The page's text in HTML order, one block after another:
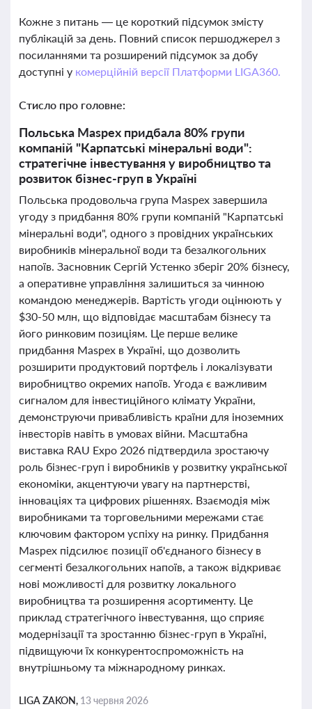
Кожне з питань — це короткий підсумок змісту
публікацій за день. Повний список першоджерел з
посиланнями та розширений підсумок за добу
доступні у комерційній версії Платформи LIGA360.
Стисло про головне:
Польська Maspex придбала 80% групи
компаній "Карпатські мінеральні води":
стратегічне інвестування у виробництво та
розвиток бізнес-груп в Україні
Польська продовольча група Maspex завершила
угоду з придбання 80% групи компаній "Карпатські
мінеральні води", одного з провідних українських
виробників мінеральної води та безалкогольних
напоїв. Засновник Сергій Устенко зберіг 20% бізнесу,
а оперативне управління залишиться за чинною
командою менеджерів. Вартість угоди оцінюють у
$30-50 млн, що відповідає масштабам бізнесу та
його ринковим позиціям. Це перше велике
придбання Maspex в Україні, що дозволить
розширити продуктовий портфель і локалізувати
виробництво окремих напоїв. Угода є важливим
сигналом для інвестиційного клімату України,
демонструючи привабливість країни для іноземних
інвесторів навіть в умовах війни. Масштабна
виставка RAU Expo 2026 підтвердила зростаючу
роль бізнес-груп і виробників у розвитку української
економіки, акцентуючи увагу на партнерстві,
інноваціях та цифрових рішеннях. Взаємодія між
виробниками та торговельними мережами стає
ключовим фактором успіху на ринку. Придбання
Maspex підсилює позиції об'єднаного бізнесу в
сегменті безалкогольних напоїв, а також відкриває
нові можливості для розвитку локального
виробництва та розширення асортименту. Це
приклад стратегічного інвестування, що сприяє
модернізації та зростанню бізнес-груп в Україні,
підвищуючи їх конкурентоспроможність на
внутрішньому та міжнародному ринках.
LIGA ZAKON, 13 червня 2026